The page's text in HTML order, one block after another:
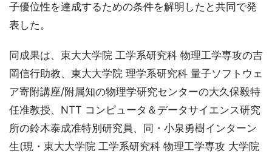
子優位性を達成するための条件を解明したと共同で発
表した。
同成果は、東大大学院 工学系研究科 物理工学専攻の吉
岡信行助教、東大大学院 理学系研究科 量子ソフトウェ
ア寄附講座/附属知の物理学研究センターの大久保毅特
任准教授、NTT コンピュータ＆データサイエンス研究
所の鈴木泰成准特別研究員、同・小泉勇樹インターン
生(現・東大大学院 工学系研究科 物理工学専攻 大学院